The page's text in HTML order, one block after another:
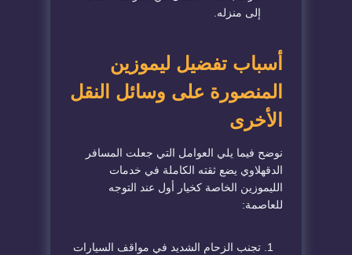
إلى منزله.
​أسباب تفضيل ليموزين
المنصورة على وسائل النقل
الأخرى
​نوضح فيما يلي العوامل التي جعلت المسافر
الدقهلاوي يضع ثقته الكاملة في خدمات
الليموزين الخاصة كخيار أول عند التوجه
للعاصمة:
​تجنب الزحام الشديد في مواقف السيارات